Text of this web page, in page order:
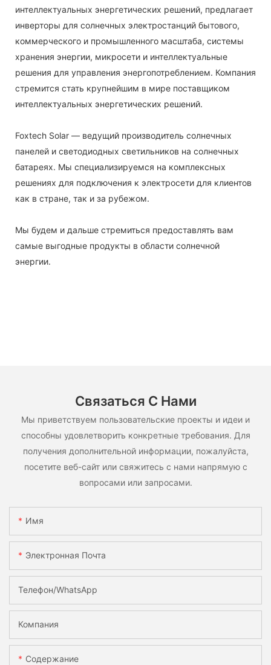
интеллектуальных энергетических решений, предлагает
инверторы для солнечных электростанций бытового,
коммерческого и промышленного масштаба, системы
хранения энергии, микросети и интеллектуальные
решения для управления энергопотреблением. Компания
стремится стать крупнейшим в мире поставщиком
интеллектуальных энергетических решений.
Foxtech Solar — ведущий производитель солнечных
панелей и светодиодных светильников на солнечных
батареях. Мы специализируемся на комплексных
решениях для подключения к электросети для клиентов
как в стране, так и за рубежом.
Мы будем и дальше стремиться предоставлять вам
самые выгодные продукты в области солнечной
энергии.
Связаться С Нами
Мы приветствуем пользовательские проекты и идеи и
способны удовлетворить конкретные требования. Для
получения дополнительной информации, пожалуйста,
посетите веб-сайт или свяжитесь с нами напрямую с
вопросами или запросами.
Имя
Электронная Почта
Телефон/WhatsApp
Компания
Содержание